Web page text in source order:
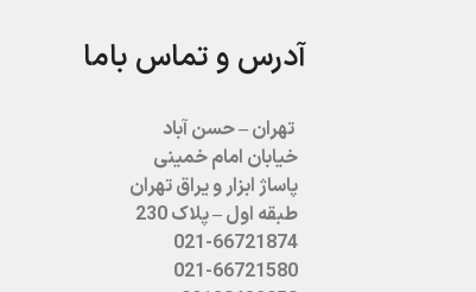
آدرس و تماس باما
تهران – حسن آباد
خیابان امام خمینی
پاساژ ابزار و یراق تهران
طبقه اول – پلاک 230
021-66721874
021-66721580